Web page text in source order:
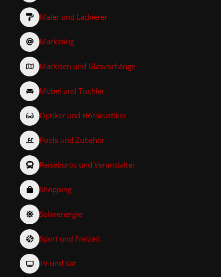
Maler und Lackierer
Marketing
Markisen und Glasvorhänge
Möbel und Tischler
Optiker und Hörakustiker
Pools und Zubehör
Reisebüros und Veranstalter
Shopping
Solarenergie
Sport und Freizeit
TV und Sat